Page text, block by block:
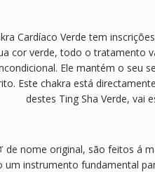
Cardíaco Verde tem
cor verde, todo o tratamento
Ele mantém o seu
Este chakra está
destes Ting Sha Verde, vai
de nome original, são feitos á
instrumento fundamental